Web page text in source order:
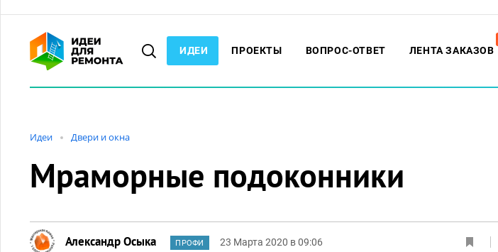
ИДЕИ ПРОЕКТЫ ВОПРОС-ОТВЕТ ЛЕНТА ЗАКАЗОВ
Идеи Двери и окна
Мраморные подоконники
Александр Осыка ПРОФИ 23 Марта 2020 в 09:06